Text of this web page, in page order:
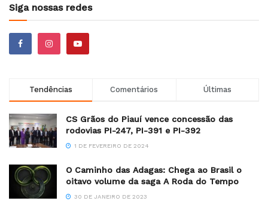
Siga nossas redes
Tendências Comentários Últimas
CS Grãos do Piauí vence concessão das
rodovias PI-247, PI-391 e PI-392
1 DE FEVEREIRO DE 2024
O Caminho das Adagas: Chega ao Brasil o
oitavo volume da saga A Roda do Tempo
30 DE JANEIRO DE 2023